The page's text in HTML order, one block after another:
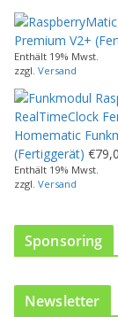
w
e
i
s
m
e
h
r
e
V
i
Premium V2+
Enthält 19% Mwst.
zzgl. Versand
Homematic
(Fertiggerät) €
Enthält 19% Mwst.
zzgl. Versand
Sponsoring
Newsletter